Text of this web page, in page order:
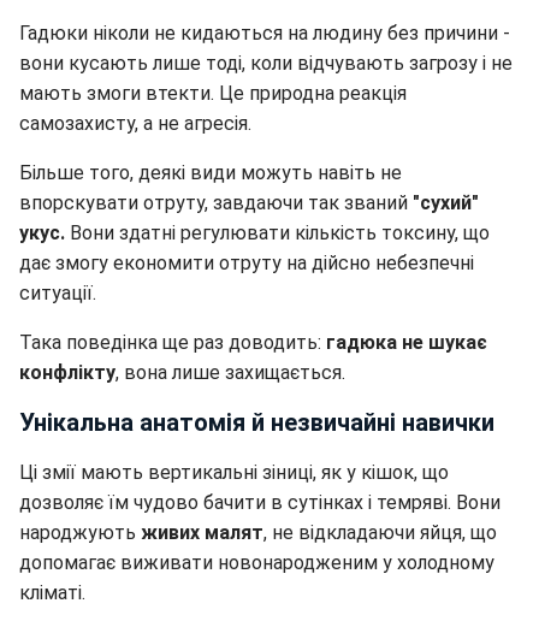
Гадюки ніколи не кидаються на людину без причини -
вони кусають лише тоді, коли відчувають загрозу і не
мають змоги втекти. Це природна реакція
самозахисту, а не агресія.
Більше того, деякі види можуть навіть не
впорскувати отруту, завдаючи так званий "сухий"
укус. Вони здатні регулювати кількість токсину, що
дає змогу економити отруту на дійсно небезпечні
ситуації.
Така поведінка ще раз доводить: гадюка не шукає
конфлікту, вона лише захищається.
Унікальна анатомія й незвичайні навички
Ці змії мають вертикальні зіниці, як у кішок, що
дозволяє їм чудово бачити в сутінках і темряві. Вони
народжують живих малят, не відкладаючи яйця, що
допомагає виживати новонародженим у холодному
кліматі.